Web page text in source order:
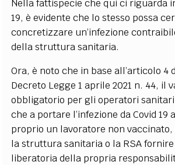
Nella fattispecie che qui ci riguarda
19, è evidente che lo stesso possa
concretizzare un’infezione
della struttura sanitaria.
Ora, è noto che in base all’articolo 4
Decreto Legge 1 aprile 2021 n. 44, il
obbligatorio per gli operatori
che a portare l’infezione da Covid 19
proprio un lavoratore non
la struttura sanitaria o la RSA
liberatoria della propria